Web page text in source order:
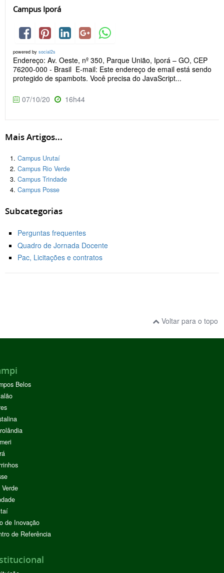
Campus Iporá
powered by social2s
Endereço: Av. Oeste, nº 350, Parque União, Iporá – GO, CEP
76200-000 - Brasil E-mail: Este endereço de email está sendo
protegido de spambots. Você precisa do JavaScript...
07/10/20 16h44
Mais Artigos...
Campus Urutaí
Campus Rio Verde
Campus Trindade
Campus Posse
Subcategorias
Perguntas frequentes
Quadro de Jornada Docente
Pac, Licitações e contratos
Voltar para o topo
Belos
de Inovação
de Referência